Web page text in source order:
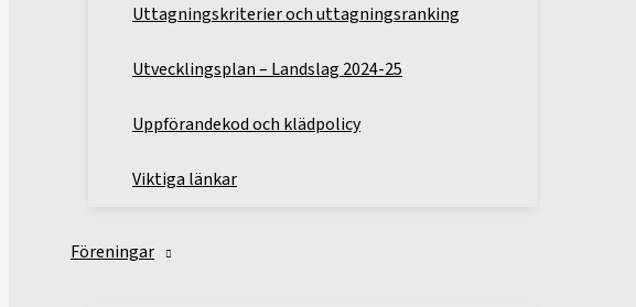
Uttagningskriterier och uttagningsranking
Utvecklingsplan – Landslag 2024-25
Uppförandekod och klädpolicy
Viktiga länkar
Föreningar